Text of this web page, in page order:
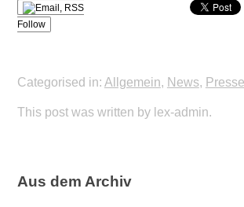
Follow
Categorised in: Allgemein, News,
This post was written by lex-admin.
Aus dem Archiv